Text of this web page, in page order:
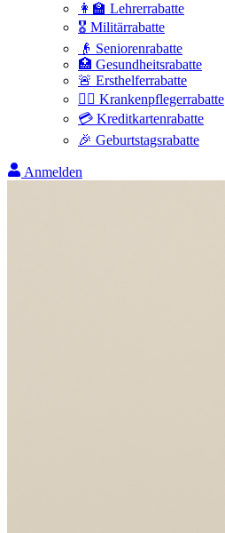
👩‍🏫 Lehrerrabatte
🎖️ Militärrabatte
👴 Seniorenrabatte
🏥 Gesundheitsrabatte
🚨 Ersthelferrabatte
👩‍⚕️ Krankenpflegerrabatte
💳 Kreditkartenrabatte
🎉 Geburtstagsrabatte
Anmelden